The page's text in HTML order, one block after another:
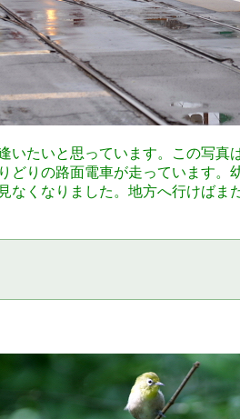
いたいと思っています。この写
どりの路面電車が走っています
なくなりました。地方へ行けば